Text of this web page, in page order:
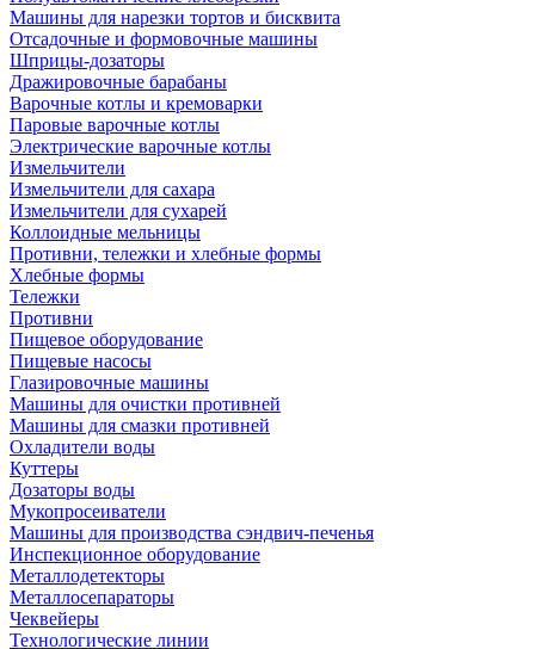
Машины для нарезки тортов и бисквита
Отсадочные и формовочные машины
Шприцы-дозаторы
Дражировочные барабаны
Варочные котлы и кремоварки
Паровые варочные котлы
Электрические варочные котлы
Измельчители
Измельчители для сахара
Измельчители для сухарей
Коллоидные мельницы
Противни, тележки и хлебные формы
Хлебные формы
Тележки
Противни
Пищевое оборудование
Пищевые насосы
Глазировочные машины
Машины для очистки противней
Машины для смазки противней
Охладители воды
Куттеры
Дозаторы воды
Мукопросеиватели
Машины для производства сэндвич-печенья
Инспекционное оборудование
Металлодетекторы
Металлосепараторы
Чеквейеры
Технологические линии